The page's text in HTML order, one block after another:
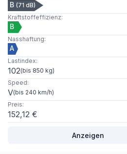
B (71 dB)
Kraftstoffeffizienz:
B
Nasshaftung:
A
Lastindex:
102(bis 850 kg)
Speed:
V(bis 240 km/h)
Preis:
152,12 €
Anzeigen